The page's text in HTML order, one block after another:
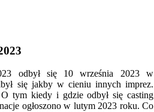
odbył się 10 września 2023 w
się jakby w cieniu innych imprez.
tym kiedy i gdzie odbył się casting
ogłoszono w lutym 2023 roku. Co